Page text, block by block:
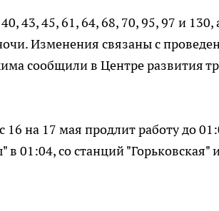
43, 45, 61, 64, 68, 70, 95, 97 и 130,
Изменения связаны с
сообщили в Центре развития
на 17 мая продлит работу до
01:04, со станций "Горьковская"